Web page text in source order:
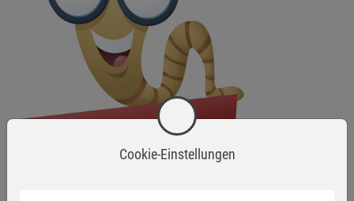
Cookie-Einstellungen